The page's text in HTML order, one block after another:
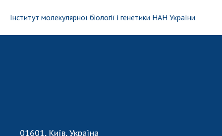
КОНТАКТИ
Інститут молекулярної біології і генетики НАН України
01601, Київ, Україна